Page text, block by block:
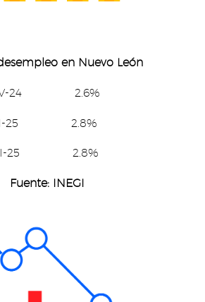
en Nuevo León
24 2.6%
I-25 2.8%
25 2.8%
Fuente: INEGI